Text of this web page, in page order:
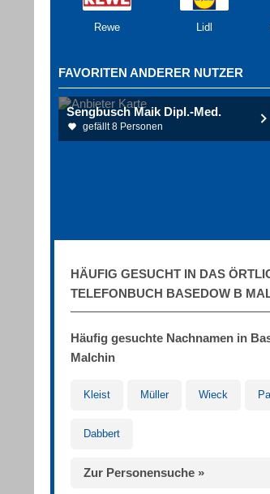
Rewe Lidl
FAVORITEN ANDERER NUTZER
Sengbusch Maik Dipl.-Med.
gefällt 8 Personen
HÄUFIG GESUCHT IN DAS
TELEFONBUCH BASEDOW B
Häufig gesuchte Nachnamen in
Malchin
Kleist Müller Wieck
Dabbert
Zur Personensuche »